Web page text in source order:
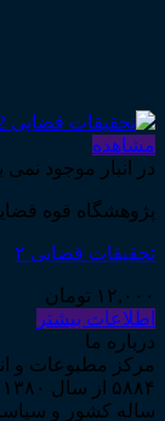
مشاهده
در انبار موجود نمی
پژوهشگاه قوه
تحقیقات قضایی ۲
۱۲,۰۰۰ تومان
اطلاعات بیشتر
درباره ما
مرکز مطبوعات و
ساله کشور و